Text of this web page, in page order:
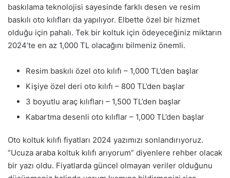
baskılama teknolojisi sayesinde farklı desen ve resim
baskılı oto kılıfları da yapılıyor. Elbette özel bir hizmet
olduğu için pahalı. Tek bir koltuk için ödeyeceğiniz miktarın
2024’te en az 1,000 TL olacağını bilmeniz önemli.
Resim baskılı özel oto kılıfı – 1,000 TL’den başlar
Kişiye özel deri oto kılıfı – 800 TL’den başlar
3 boyutlu araç kılıfları – 1,500 TL’den başlar
Kabartma desenli oto kılıflar – 1,000 TL’den başlar
Oto koltuk kılıfı fiyatları 2024 yazımızı sonlandırıyoruz.
“Ucuza araba koltuk kılıfı arıyorum” diyenlere rehber olacak
bir yazı oldu. Fiyatlarda güncel olmayan veriler olduğunu